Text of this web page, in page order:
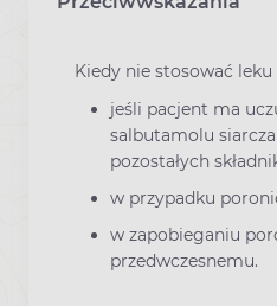
Kiedy nie stosować
jeśli pacjent ma
salbutamolu
pozostałych
w przypadku
w zapobieganiu
przedwczesnemu.